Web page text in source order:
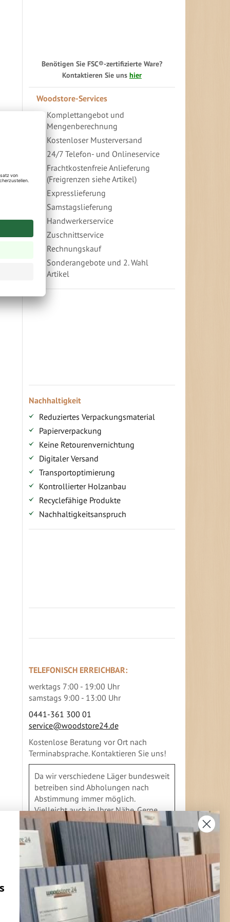
Benötigen Sie FSC®-zertifizierte Ware?
Kontaktieren Sie uns hier
Woodstore-Services
Komplettangebot und
Mengenberechnung
Kostenloser Musterversand
24/7 Telefon- und Onlineservice
Frachtkostenfreie Anlieferung
(Freigrenzen siehe Artikel)
Expresslieferung
Samstagslieferung
Handwerkerservice
Zuschnittservice
Rechnungskauf
Sonderangebote und 2. Wahl
Artikel
Vorteile für gewerbliche Kunden
Nachhaltigkeit
Reduziertes Verpackungsmaterial
Papierverpackung
Keine Retourenvernichtung
Digitaler Versand
Transportoptimierung
Kontrollierter Holzanbau
Recyclefähige Produkte
Nachhaltigkeitsanspruch
TELEFONISCH ERREICHBAR:
werktags 7:00 - 19:00 Uhr
samstags 9:00 - 13:00 Uhr
0441-361 300 01
service@woodstore24.de
Kostenlose Beratung vor Ort nach
Terminabsprache. Kontaktieren Sie uns!
Da wir verschiedene Läger bundesweit
betreiben sind Abholungen nach
Abstimmung immer möglich.
Vielleicht auch in Ihrer Nähe. Gerne
geben wir Ihnen Auskunft
FLEXIBLE ZAHLUNG
Überweisung